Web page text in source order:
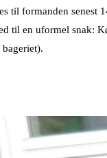
til formanden senest
til en uformel snak: